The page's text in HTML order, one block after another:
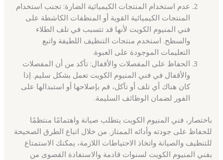
عدم استخدام المنتجات الكيميائية الضارة: تجنب استخدام
المنتجات الكيميائية القوية أو المنظفات الكاشطة على
فني المنيوم الكويت لأنها قد تتسبب في تلف الطلاء
والسطح. استخدم منتجات التنظيف اللطيفة واتبع
التعليمات الموجودة على العبوة.
الحفاظ على المفصلات والأقفال: تأكد من أن المفصلات
والأقفال في فني المنيوم الكويت تعمل بشكل سليم. إذا
كان هناك أي تلف أو تآكل، قم بإصلاحها أو استبدالها على
الفور لضمان الوظائف السليمة.
باختصار، فني المنيوم الكويت يتطلب صيانة واهتمامًا منتظمًا
للحفاظ على جودته وأدائه الممتاز. من خلال اتباع الطرق الصحيحة
للتنظيف والصيانة واتخاذ الاحتياطات اللازمة، يمكنك الاستمتاع
بفني المنيوم الكويت لسنوات قادمة والاستفادة القصوى من